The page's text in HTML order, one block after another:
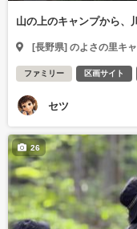
山の上のキャンプから
[長野県] のよさの里キ
ファミリー 区画サイト
セツ
26